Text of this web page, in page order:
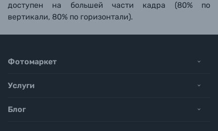
доступен на большей части кадра (80% по
вертикали, 80% по горизонтали).
Фотомаркет
Услуги
Блог